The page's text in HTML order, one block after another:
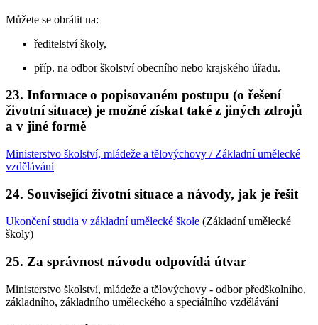
Můžete se obrátit na:
ředitelství školy,
příp. na odbor školství obecního nebo krajského úřadu.
23. Informace o popisovaném postupu (o řešení
životní situace) je možné získat také z jiných zdrojů
a v jiné formě
Ministerstvo školství, mládeže a tělovýchovy / Základní umělecké
vzdělávání
24. Související životní situace a návody, jak je řešit
Ukončení studia v základní umělecké škole (Základní umělecké
školy)
25. Za správnost návodu odpovídá útvar
Ministerstvo školství, mládeže a tělovýchovy - odbor předškolního,
základního, základního uměleckého a speciálního vzdělávání